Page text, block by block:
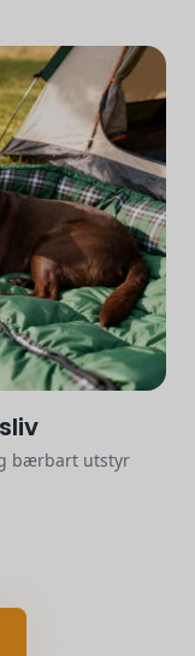
bærbart utstyr